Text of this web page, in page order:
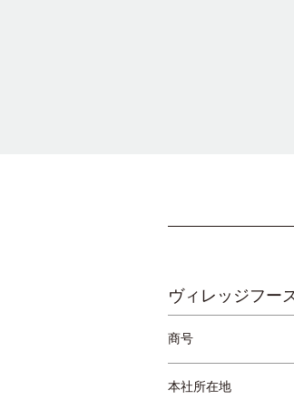
ヴィレッジフー
商号
本社所在地